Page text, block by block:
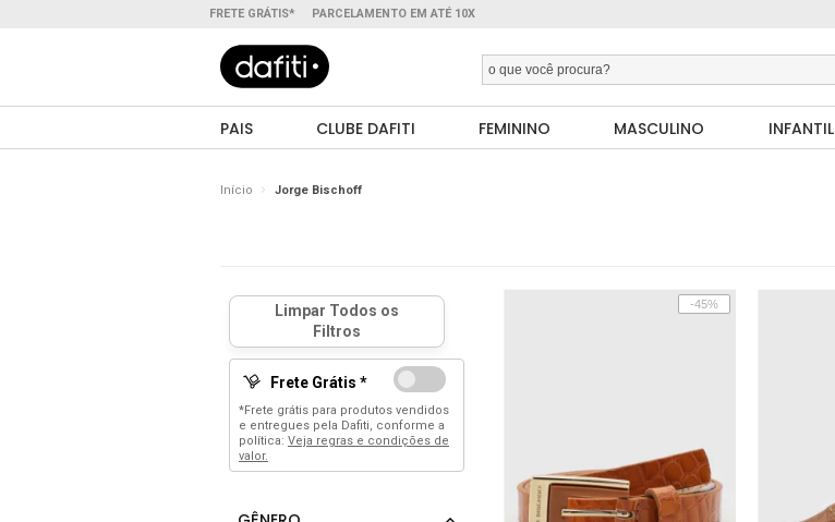
FRETE GRÁTIS* PARCELAMENTO EM ATÉ 10X
PAIS CLUBE DAFITI FEMININO MASCULINO INFANTIL
Início Jorge Bischoff
Frete Grátis *
*Frete grátis para produtos vendidos
e entregues pela Dafiti, conforme a
política: Veja regras e condições de
valor.
-45%